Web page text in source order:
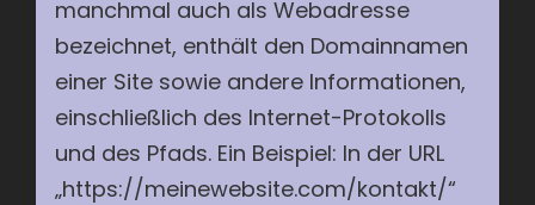
manchmal auch als Webadresse
bezeichnet, enthält den Domainnamen
einer Site sowie andere Informationen,
einschließlich des Internet-Protokolls
und des Pfads. Ein Beispiel: In der URL
„https://meinewebsite.com/kontakt/“